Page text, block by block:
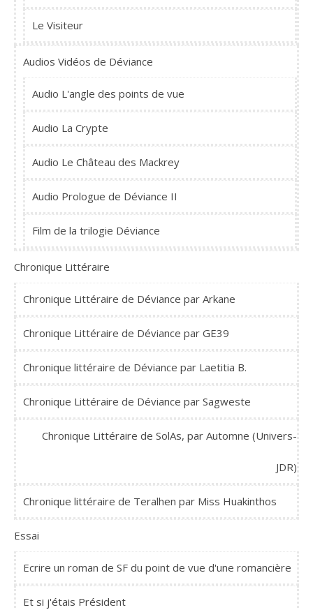
Le Visiteur
Audios Vidéos de Déviance
Audio L'angle des points de vue
Audio La Crypte
Audio Le Château des Mackrey
Audio Prologue de Déviance II
Film de la trilogie Déviance
Chronique Littéraire
Chronique Littéraire de Déviance par Arkane
Chronique Littéraire de Déviance par GE39
Chronique littéraire de Déviance par Laetitia B.
Chronique Littéraire de Déviance par Sagweste
Chronique Littéraire de SolAs, par Automne (Univers-
JDR)
Chronique littéraire de Teralhen par Miss Huakinthos
Essai
Ecrire un roman de SF du point de vue d'une romancière
Et si j'étais Président